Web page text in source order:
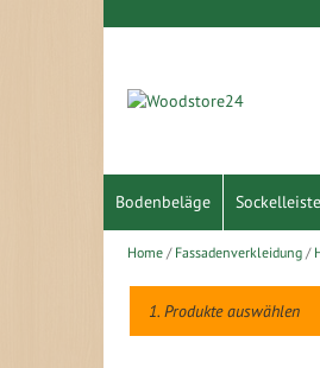
Inhalt
Bodenbeläge
Home Fassadenverkleidung
1. Produkte auswählen